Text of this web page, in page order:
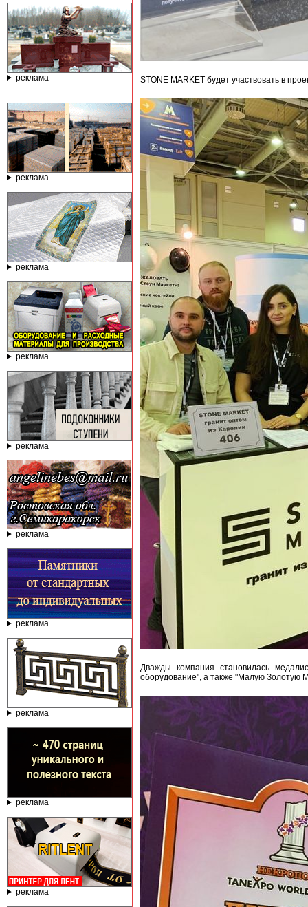
реклама
реклама
реклама
реклама
реклама
реклама
реклама
реклама
реклама
реклама
STONE MARKET будет участвовать в
Дважды компания становилась
оборудование", а также "Малую Золотую